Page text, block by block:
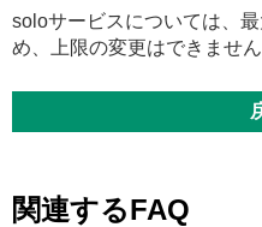
soloサービスについては、
め、上限の変更はできません
関連するFAQ